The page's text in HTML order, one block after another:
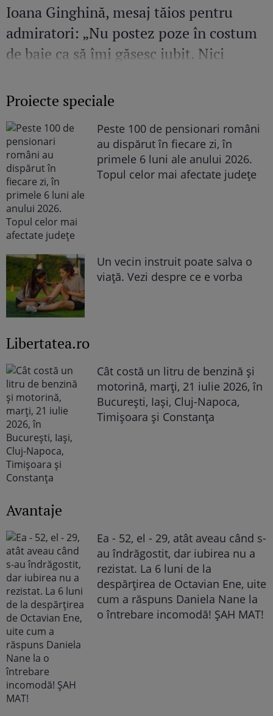
Ioana Ginghină, mesaj tăios pentru
admiratori: „Nu postez poze în costum
de baie ca să îmi găsesc iubit. Nici
Proiecte speciale
Peste 100 de pensionari români
au dispărut în fiecare zi, în
primele 6 luni ale anului 2026.
Topul celor mai afectate județe
Un vecin instruit poate salva o
viață. Vezi despre ce e vorba
Libertatea.ro
Cât costă un litru de benzină și
motorină, marți, 21 iulie 2026, în
București, Iași, Cluj-Napoca,
Timișoara și Constanța
Avantaje
Ea - 52, el - 29, atât aveau când s-
au îndrăgostit, dar iubirea nu a
rezistat. La 6 luni de la
despărțirea de Octavian Ene, uite
cum a răspuns Daniela Nane la
o întrebare incomodă! ȘAH MAT!